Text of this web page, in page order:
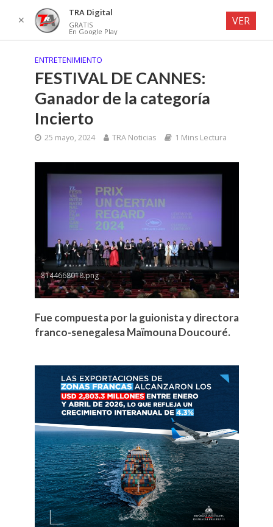
ENTRETENIMIENTO
FESTIVAL DE CANNES:
Ganador de la categoría
Incierto
25 mayo, 2024 TRA Noticias 1 Mins Lectura
8144668018.png
Fue compuesta por la guionista y directora
franco-senegalesa Maïmouna Doucouré.
✕
TRA Digital
GRATIS
En Google Play
VER